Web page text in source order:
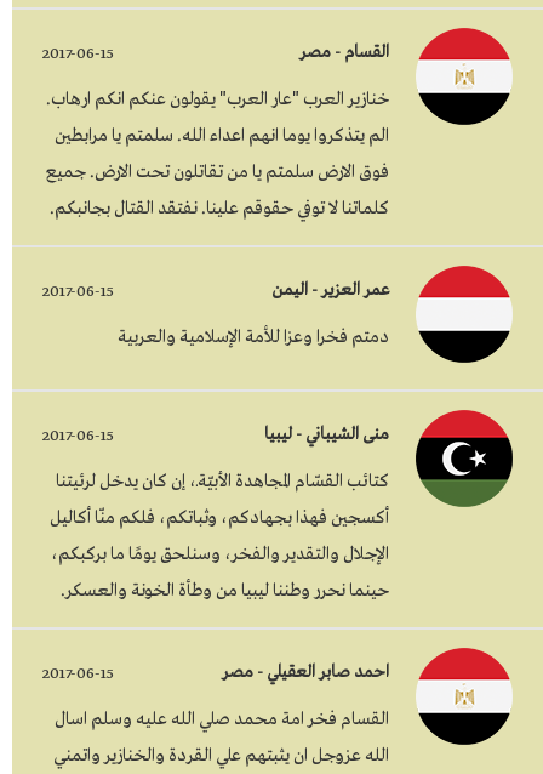
القسام - مصر 2017-06-15
خنازير العرب "عار العرب" يقولون عنكم انكم ارهاب.
الم يتذكروا يوما انهم اعداء الله. سلمتم يا مرابطين
فوق الارض سلمتم يا من تقاتلون تحت الارض. جميع
كلماتنا لا توفي حقوقم علينا. نفتقد القتال بجانبكم.
عمر العزير - اليمن 2017-06-15
دمتم فخرا وعزا للأمة الإسلامية والعربية
منى الشيباني - ليبيا 2017-06-15
كتائب القسّام المجاهدة الأبيّةـ، إن كان يدخل لرئيتنا
أكسجين فهذا بجهادكم، وثباتكم، فلكم منّا أكاليل
الإجلال والتقدير والفخر، وسنلحق يومًا ما بركبكم،
حينما نحرر وطننا ليبيا من وطأة الخونة والعسكر.
احمد صابر العقيلي - مصر 2017-06-15
القسام فخر امة محمد صلي الله عليه وسلم اسال
الله عزوجل ان يثبتهم علي القردة والخنازير واتمني